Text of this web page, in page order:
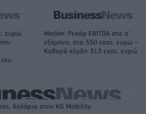
ευρώ
Metlen: Ρεκόρ EBITDA στο α'
εξάμηνο, στα 550 εκατ. ευρώ –
Καθαρά κέρδη 313 εκατ. ευρώ
δολάρια στην KG Mobility